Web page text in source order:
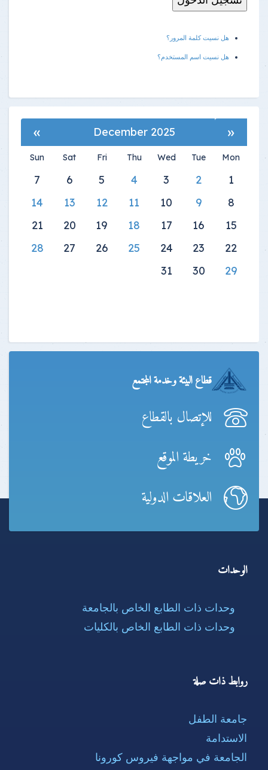
هل نسيت كلمة المرور؟
هل نسيت اسم المستخدم؟
«
December 2025
»
Mon
Tue
Wed
Thu
Fri
Sat
Sun
1
2
3
4
5
6
7
8
9
10
11
12
13
14
15
16
17
18
19
20
21
22
23
24
25
26
27
28
29
30
31
قطاع البيئة وخدمة المجتمع
للإتصال بالقطاع
خريطة الموقع
العلاقات الدولية
الوحدات
وحدات ذات الطابع الخاص بالجامعة
وحدات ذات الطابع الخاص بالكليات
روابط ذات صلة
جامعة الطفل
الاستدامة
الجامعة في مواجهة فيروس كورونا